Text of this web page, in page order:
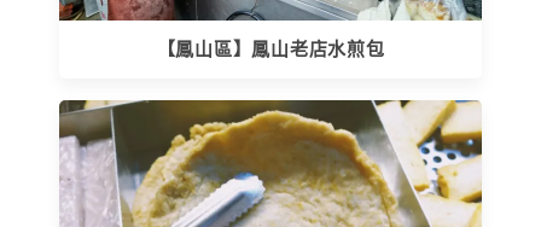
【鳳山區】鳳山老店水煎包